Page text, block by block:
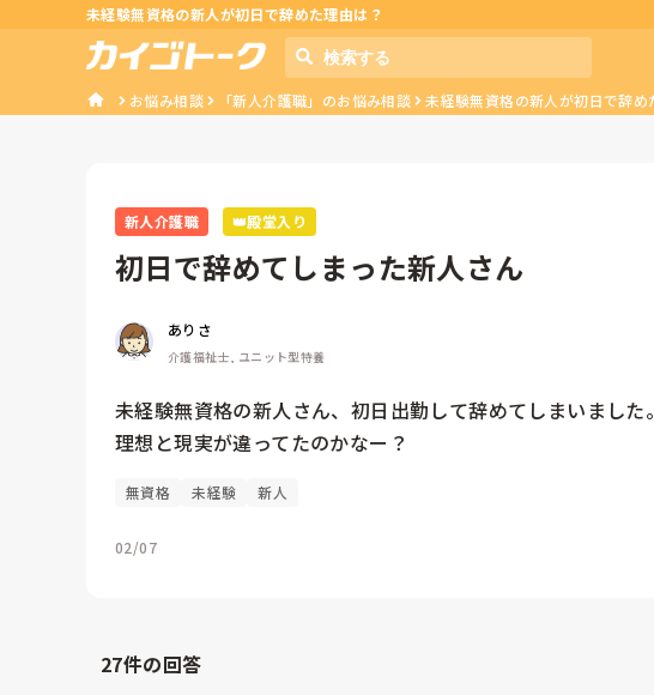
未経験無資格の新人が初日で辞めた理由は？
お悩み相談 「新人介護職」のお悩み相談 未経験無資格の新人が初日で辞め
新人介護職 👑殿堂入り
初日で辞めてしまった新人さん
ありさ
介護福祉士, ユニット型特養
未経験無資格の新人さん、初日出勤して辞めてしまいました。
無資格 未経験 新人
02/07
27件の回答